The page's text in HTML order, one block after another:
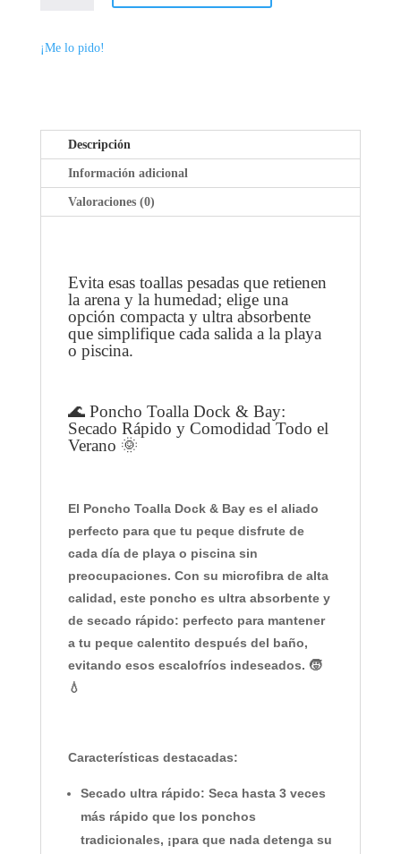
G
E
A
C
O
F
R
D
A
BAY
CANTIDAD
¡Me lo pido!
Descripción
Información adicional
Valoraciones (0)
Evita esas toallas pesadas que retienen
la arena y la humedad; elige una
opción compacta y ultra absorbente
que simplifique cada salida a la playa
o piscina.
🌊 Poncho Toalla Dock & Bay:
Secado Rápido y Comodidad Todo el
Verano 🌞
El Poncho Toalla Dock & Bayes el aliado
perfecto para que tu peque disfrute de
cada día de playa o piscina sin
preocupaciones. Con su microfibra de alta
calidad, este poncho es ultra absorbentey
de secado rápido: perfecto para mantener
a tu peque calentito después del baño,
evitando esos escalofríos indeseados. 🧒
💧
Características destacadas:
Secado ultra rápido: Seca hasta 3 veces
más rápido que los ponchos
tradicionales, ¡para que nada detenga su